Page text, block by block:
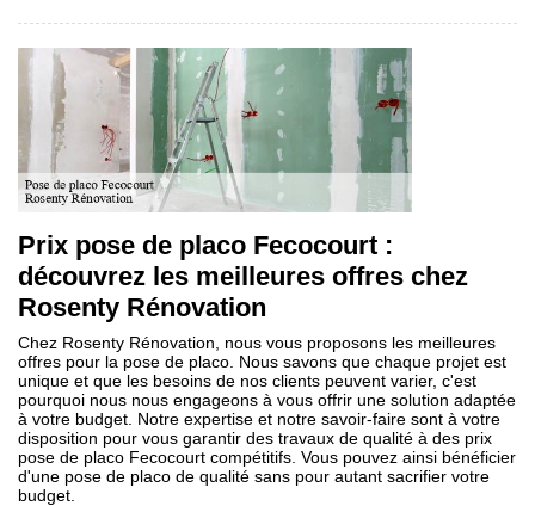
Prix pose de placo Fecocourt :
découvrez les meilleures offres chez
Rosenty Rénovation
Chez Rosenty Rénovation, nous vous proposons les meilleures
offres pour la pose de placo. Nous savons que chaque projet est
unique et que les besoins de nos clients peuvent varier, c'est
pourquoi nous nous engageons à vous offrir une solution adaptée
à votre budget. Notre expertise et notre savoir-faire sont à votre
disposition pour vous garantir des travaux de qualité à des prix
pose de placo Fecocourt compétitifs. Vous pouvez ainsi bénéficier
d'une pose de placo de qualité sans pour autant sacrifier votre
budget.